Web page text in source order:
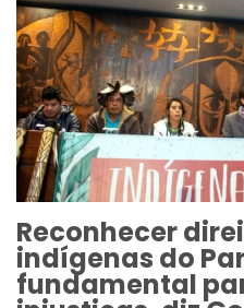
Reconhecer
indígenas do
fundamental